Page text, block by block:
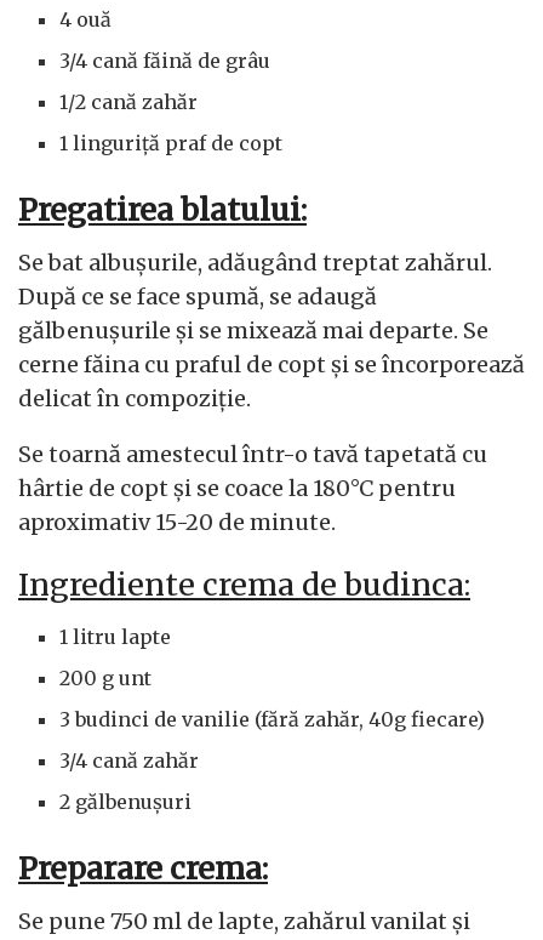
4 ouă
3/4 cană făină de grâu
1/2 cană zahăr
1 linguriță praf de copt
Pregatirea blatului:
Se bat albușurile, adăugând treptat zahărul.
După ce se face spumă, se adaugă
gălbenușurile și se mixează mai departe. Se
cerne făina cu praful de copt și se încorporează
delicat în compoziție.
Se toarnă amestecul într-o tavă tapetată cu
hârtie de copt și se coace la 180°C pentru
aproximativ 15-20 de minute.
Ingrediente crema de budinca:
1 litru lapte
200 g unt
3 budinci de vanilie (fără zahăr, 40g fiecare)
3/4 cană zahăr
2 gălbenușuri
Preparare crema:
Se pune 750 ml de lapte, zahărul vanilat și